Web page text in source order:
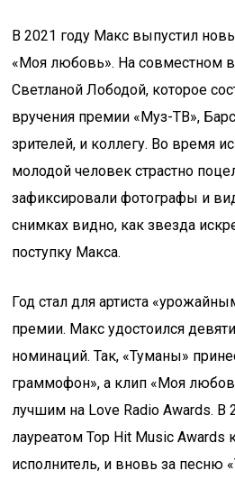
В 2021 году Макс выпустил
«Моя любовь». На совместном
Светланой Лободой, которое
вручения премии «Муз-ТВ»,
зрителей, и коллегу. Во время
молодой человек страстно
зафиксировали фотографы и
снимках видно, как звезда
поступку Макса.
Год стал для артиста
премии. Макс удостоился
номинаций. Так, «Туманы»
граммофон», а клип «Моя
лучшим на Love Radio Awards. В
лауреатом Top Hit Music Awards
исполнитель, и вновь за песню